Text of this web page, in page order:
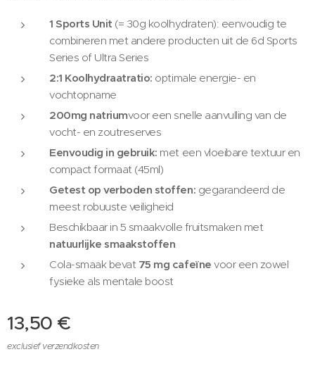
1 Sports Unit (= 30g koolhydraten): eenvoudig te
combineren met andere producten uit de 6d Sports
Series of Ultra Series
2:1 Koolhydraatratio: optimale energie- en
vochtopname
200mg natriumvoor een snelle aanvulling van de
vocht- en zoutreserves
Eenvoudig in gebruik: met een vloeibare textuur en
compact formaat (45ml)
Getest op verboden stoffen: gegarandeerd de
meest robuuste veiligheid
Beschikbaar in 5 smaakvolle fruitsmaken met
natuurlijke smaakstoffen
Cola-smaak bevat 75 mg cafeïne voor een zowel
fysieke als mentale boost
13,50 €
exclusief verzendkosten